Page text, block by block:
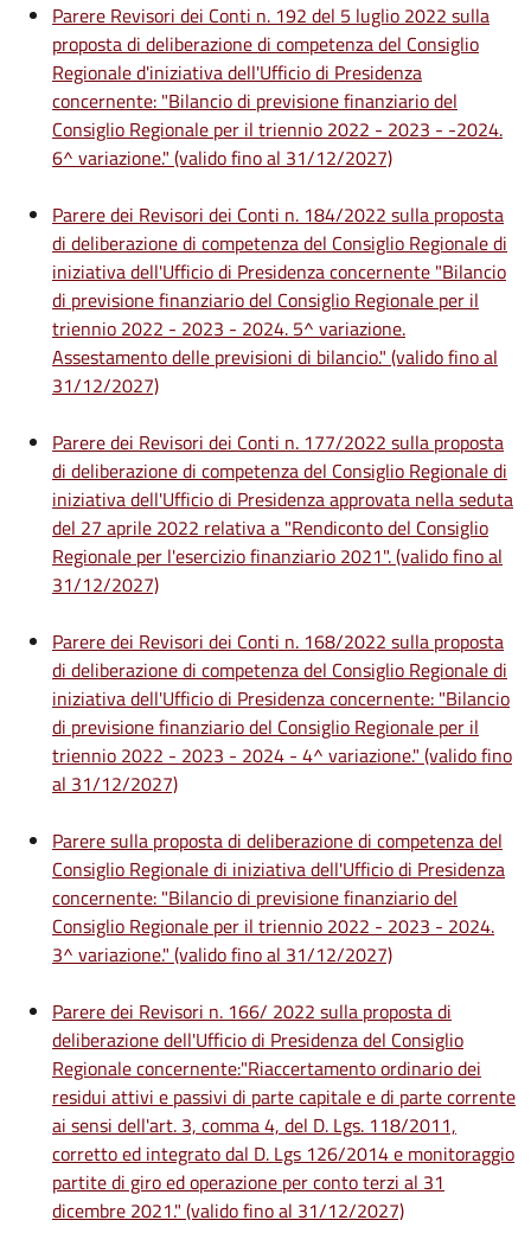
Parere Revisori dei Conti n. 192 del 5 luglio 2022 sulla
proposta di deliberazione di competenza del Consiglio
Regionale d'iniziativa dell'Ufficio di Presidenza
concernente: "Bilancio di previsione finanziario del
Consiglio Regionale per il triennio 2022 - 2023 - -2024.
6^ variazione." (valido fino al 31/12/2027)
Parere dei Revisori dei Conti n. 184/2022 sulla proposta
di deliberazione di competenza del Consiglio Regionale di
iniziativa dell'Ufficio di Presidenza concernente "Bilancio
di previsione finanziario del Consiglio Regionale per il
triennio 2022 - 2023 - 2024. 5^ variazione.
Assestamento delle previsioni di bilancio." (valido fino al
31/12/2027)
Parere dei Revisori dei Conti n. 177/2022 sulla proposta
di deliberazione di competenza del Consiglio Regionale di
iniziativa dell'Ufficio di Presidenza approvata nella seduta
del 27 aprile 2022 relativa a "Rendiconto del Consiglio
Regionale per l'esercizio finanziario 2021". (valido fino al
31/12/2027)
Parere dei Revisori dei Conti n. 168/2022 sulla proposta
di deliberazione di competenza del Consiglio Regionale di
iniziativa dell'Ufficio di Presidenza concernente: "Bilancio
di previsione finanziario del Consiglio Regionale per il
triennio 2022 - 2023 - 2024 - 4^ variazione." (valido fino
al 31/12/2027)
Parere sulla proposta di deliberazione di competenza del
Consiglio Regionale di iniziativa dell'Ufficio di Presidenza
concernente: "Bilancio di previsione finanziario del
Consiglio Regionale per il triennio 2022 - 2023 - 2024.
3^ variazione." (valido fino al 31/12/2027)
Parere dei Revisori n. 166/ 2022 sulla proposta di
deliberazione dell'Ufficio di Presidenza del Consiglio
Regionale concernente:"Riaccertamento ordinario dei
residui attivi e passivi di parte capitale e di parte corrente
ai sensi dell'art. 3, comma 4, del D. Lgs. 118/2011,
corretto ed integrato dal D. Lgs 126/2014 e monitoraggio
partite di giro ed operazione per conto terzi al 31
dicembre 2021." (valido fino al 31/12/2027)